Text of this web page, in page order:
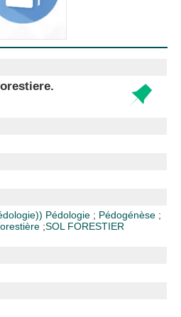
Pédologie ; Pédogénèse ;
;SOL FORESTIER